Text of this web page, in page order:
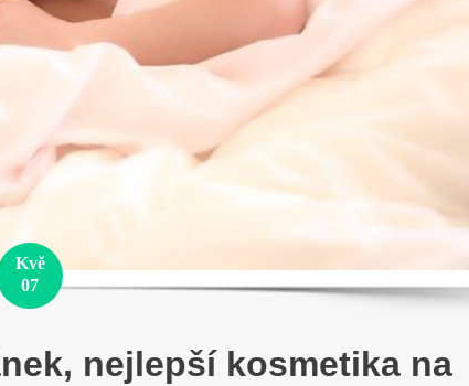
Kvě
07
nejlepší kosmetika na